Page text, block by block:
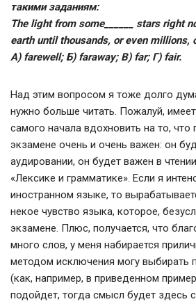
такими заданиям:
The light from some______ stars right
earth until thousands, or even millions,
A) farewell; Б) faraway; В) far; Г) fair.
Над этим вопросом я тоже долго
нужно больше читать. Пожалуй,
самого начала вдохновить на то, что
экзамене очень и очень важен: он
аудировании, он будет важен в
«Лексике и грамматике». Если я
иностранном языке, то
некое чувство языка, которое,
экзамене. Плюс, получается, что
много слов, у меня набирается
методом исключения могу выбирать
(как, например, в приведенном
подойдет, тогда смысл будет здесь